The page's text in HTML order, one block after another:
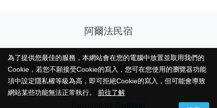
阿爾法民宿
946台灣屏東縣恆春鎮頭溝路189號
阿爾法民宿
為了提供您最佳的服務，本網站會在您的電腦中放置並取用我們的
Cookie，若您不願接受Cookie的寫入，您可在您使用的瀏覽器功能
項中設定隱私權等級為高，即可拒絕Cookie的寫入，但可能會導致
網站某些功能無法正常執行。 前往了解
為了提供您最佳的服務，本網站會在您的電腦中放置並取用我們的
Cookie，若您不願接受Cookie的寫入，您可在您使用的瀏覽器功能
項中設定隱私權等級為高，即可拒絕Cookie的寫入，但可能會導致
網站某些功能無法正常執行。 前往了解